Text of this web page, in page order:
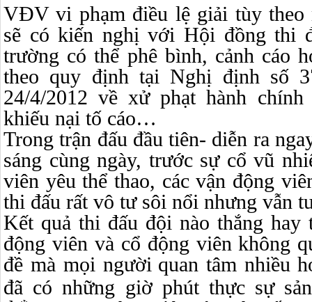
VĐV vi phạm điều lệ giải tùy theo
sẽ có kiến nghị với Hội đồng thi
trường có thể phê bình, cảnh cáo
theo quy định tại Nghị định số
24/4/2012 về xử phạt hành
khiếu nại tố cáo…
Trong trận đấu đầu tiên- diễn ra
sáng cùng ngày, trước sự cổ vũ
viên yêu thể thao, các vận động
thi đấu rất vô tư sôi nổi nhưng vẫn
Kết quả thi đấu đội nào thắng hay
động viên và cổ động viên không
đề mà mọi người quan tâm nhiều
đã có những giờ phút thực sự